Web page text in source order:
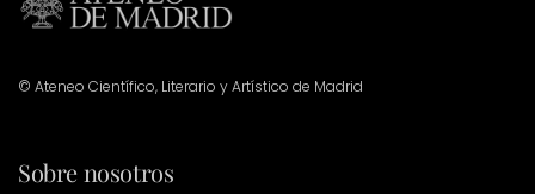
© Ateneo Científico, Literario y Artístico de Madrid
Sobre nosotros